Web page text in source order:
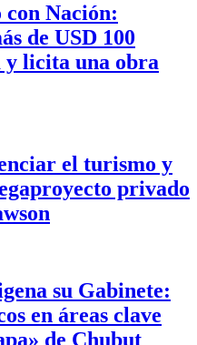
Nación:
de USD 100
y licita una obra
el turismo y
privado
su Gabinete:
en áreas clave
de Chubut